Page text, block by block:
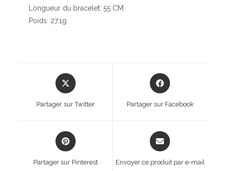
Longueur du bracelet: 55 CM
Poids: 27.1g
Opens
in
new
Partager sur Twitter
Opens
in
new
Partager sur Facebook
Opens
in
new
Partager sur Pinterest
Opens
in
new
Envoyer ce produit par e-mail